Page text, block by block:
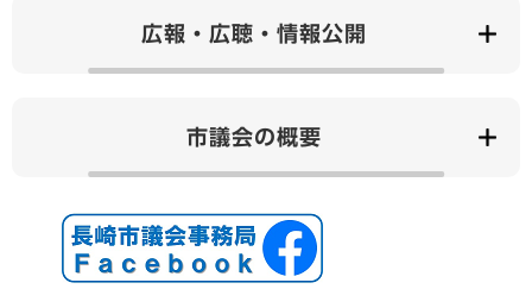
広報・広聴・情報公開
市議会の概要